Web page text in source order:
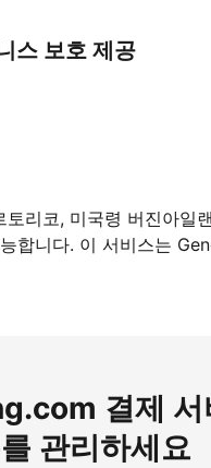
스 보호 제공
토리코, 미국령 버진아일
합니다. 이 서비스는
결제 서
관리하세요